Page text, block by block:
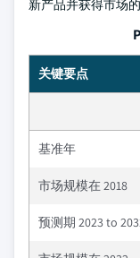
新产品并获得市场的
关键要点
基准年
市场规模在 2018
预测期 2023 to